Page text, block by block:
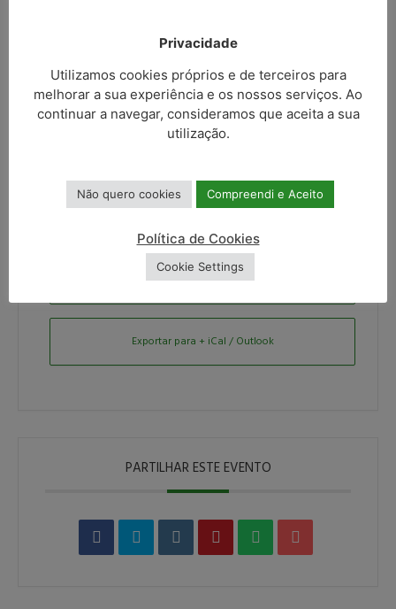
LOCALIZAÇÃO
Celorico de Basto
Câmara Municipal de Celorico de Basto, Celorico de
+ Adicionar ao Google Calendar
Exportar para + iCal / Outlook
PARTILHAR ESTE EVENTO
Privacidade
Utilizamos cookies próprios e de terceiros para
melhorar a sua experiência e os nossos serviços. Ao
continuar a navegar, consideramos que aceita a sua
utilização.
Não quero cookies Compreendi e Aceito
Política de Cookies
Cookie Settings